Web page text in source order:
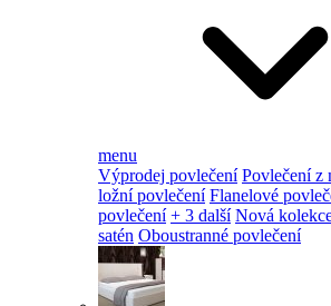
menu
Výprodej povlečení Povlečení z
ložní povlečení Flanelové
povlečení + 3 další Nová
satén Oboustranné povlečení